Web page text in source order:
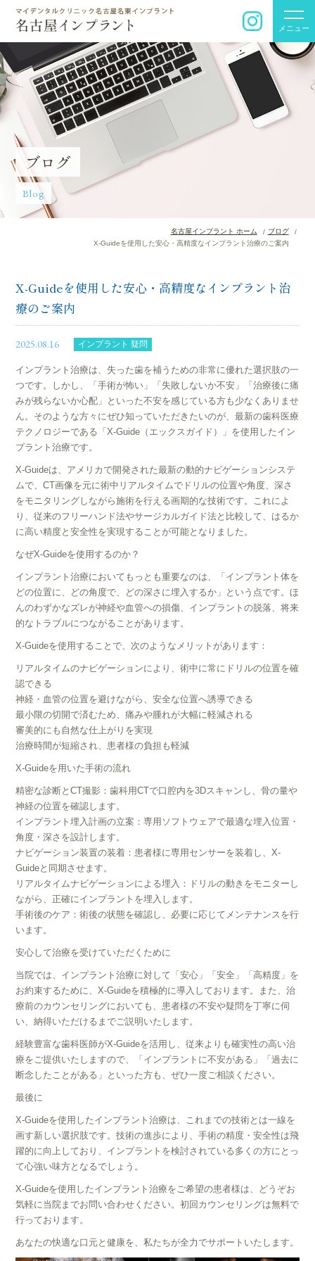
メニュー
ブログ
Blog
名古屋インプラント ホーム
ブログ
X-Guideを使用した安心・高精度なインプラント治療のご案内
X-Guideを使用した安心・高精度なインプラント治
療のご案内
2025.08.16 インプラント 疑問
インプラント治療は、失った歯を補うための非常に優れた選択肢の一
つです。しかし、「手術が怖い」「失敗しないか不安」「治療後に痛
みが残らないか心配」といった不安を感じている方も少なくありませ
ん。そのような方々にぜひ知っていただきたいのが、最新の歯科医療
テクノロジーである「X-Guide（エックスガイド）」を使用したイン
プラント治療です。
X-Guideは、アメリカで開発された最新の動的ナビゲーションシステ
ムで、CT画像を元に術中リアルタイムでドリルの位置や角度、深さ
をモニタリングしながら施術を行える画期的な技術です。これによ
り、従来のフリーハンド法やサージカルガイド法と比較して、はるか
に高い精度と安全性を実現することが可能となりました。
なぜX-Guideを使用するのか？
インプラント治療においてもっとも重要なのは、「インプラント体を
どの位置に、どの角度で、どの深さに埋入するか」という点です。ほ
んのわずかなズレが神経や血管への損傷、インプラントの脱落、将来
的なトラブルにつながることがあります。
X-Guideを使用することで、次のようなメリットがあります：
リアルタイムのナビゲーションにより、術中に常にドリルの位置を確
認できる
神経・血管の位置を避けながら、安全な位置へ誘導できる
最小限の切開で済むため、痛みや腫れが大幅に軽減される
審美的にも自然な仕上がりを実現
治療時間が短縮され、患者様の負担も軽減
X-Guideを用いた手術の流れ
精密な診断とCT撮影：歯科用CTで口腔内を3Dスキャンし、骨の量や
神経の位置を確認します。
インプラント埋入計画の立案：専用ソフトウェアで最適な埋入位置・
角度・深さを設計します。
ナビゲーション装置の装着：患者様に専用センサーを装着し、X-
Guideと同期させます。
リアルタイムナビゲーションによる埋入：ドリルの動きをモニターし
ながら、正確にインプラントを埋入します。
手術後のケア：術後の状態を確認し、必要に応じてメンテナンスを行
います。
安心して治療を受けていただくために
当院では、インプラント治療に対して「安心」「安全」「高精度」を
お約束するために、X-Guideを積極的に導入しております。また、治
療前のカウンセリングにおいても、患者様の不安や疑問を丁寧に伺
い、納得いただけるまでご説明いたします。
経験豊富な歯科医師がX-Guideを活用し、従来よりも確実性の高い治
療をご提供いたしますので、「インプラントに不安がある」「過去に
断念したことがある」といった方も、ぜひ一度ご相談ください。
最後に
X-Guideを使用したインプラント治療は、これまでの技術とは一線を
画す新しい選択肢です。技術の進歩により、手術の精度・安全性は飛
躍的に向上しており、インプラントを検討されている多くの方にとっ
て心強い味方となるでしょう。
X-Guideを使用したインプラント治療をご希望の患者様は、どうぞお
気軽に当院までお問い合わせください。初回カウンセリングは無料で
行っております。
あなたの快適な口元と健康を、私たちが全力でサポートいたします。